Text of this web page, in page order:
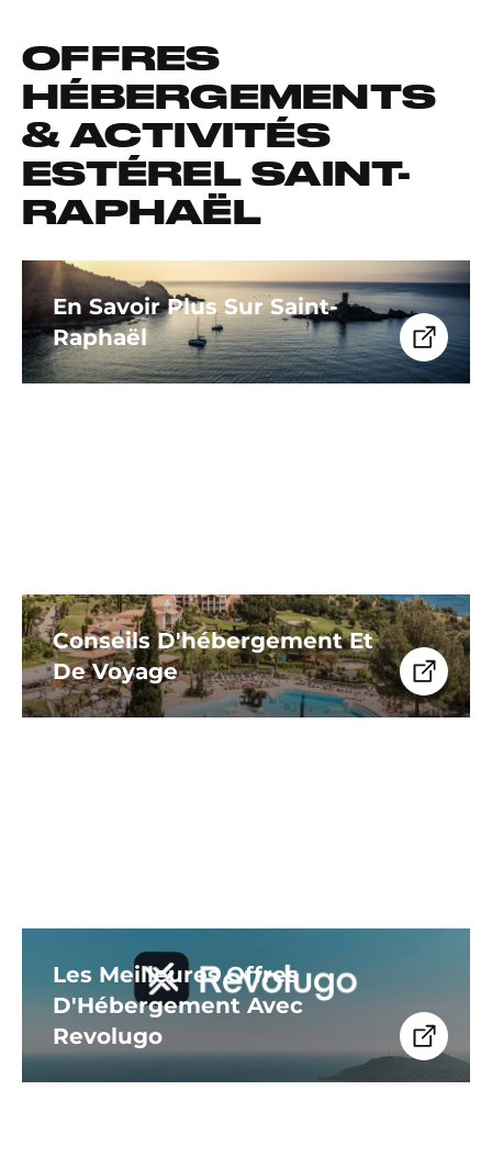
OFFRES
HÉBERGEMENTS
& ACTIVITÉS
ESTÉREL SAINT-
RAPHAËL
En Savoir Plus Sur Saint-
Raphaël
Conseils D'hébergement Et
De Voyage
Les Meilleures Offres
D'Hébergement Avec
Revolugo